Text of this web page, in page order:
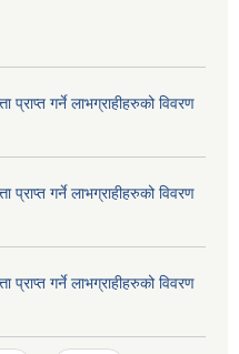
गर्ने लाभग्राहीहरुको विवरण
गर्ने लाभग्राहीहरुको विवरण
गर्ने लाभग्राहीहरुको विवरण